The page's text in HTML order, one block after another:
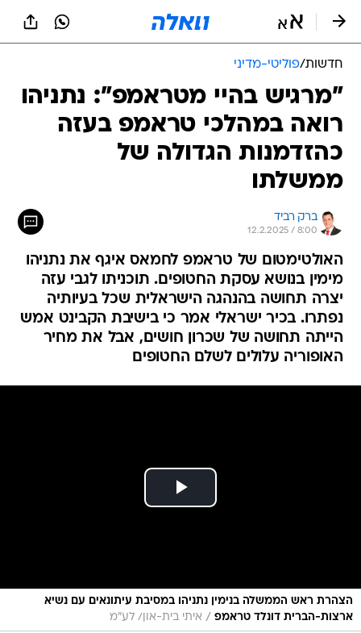
חדשות/פוליטי-מדיני
"מרגיש בהיי מטראמפ": נתניהו
רואה במהלכי טראמפ בעזה
כהזדמנות הגדולה של
ממשלתו
ברק רביד
12.2.2025 / 8:00
האולטימטום של טראמפ לחמאס איגף את נתניהו
מימין בנושא עסקת החטופים. תוכניתו לגבי עזה
יצרה תחושה בהנהגה הישראלית שכל בעיותיה
נפתרו. בכיר ישראלי אמר כי בישיבת הקבינט אמש
הייתה תחושה של שכרון חושים, אבל את מחיר
האופוריה עלולים לשלם החטופים
הצהרת ראש הממשלה בנימין נתניהו במסיבת עיתונאים עם נשיא
ארצות-הברית דונלד טראמפ / איתי בית-און/ לע״מ